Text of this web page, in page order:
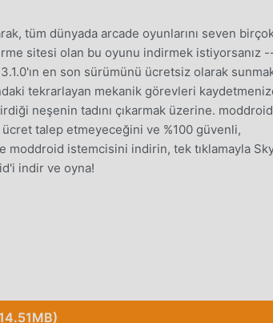
tüm dünyada arcade oyunlarını seven birçok
sitesi olan bu oyunu indirmek istiyorsanız
en son sürümünü ücretsiz olarak
tekrarlayan mekanik görevleri
neşenin tadını çıkarmak üzerine.
talep etmeyeceğini ve %100 güvenli,
moddroid istemcisini indirin, tek tıklamayla
indir ve oyna!
dünya çapında çok sayıda hayran
arcade oyunlarının 【% getirdiği
kurmanıza ve paylaşmanıza izin veriyor, ne